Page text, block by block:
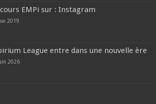
EMPi sur : Instagram
2019
League entre dans une nouvelle ère
2026